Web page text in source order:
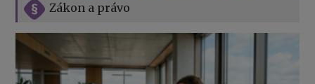
Zákon a právo
Jak na podnikání při rodičovské dovolené